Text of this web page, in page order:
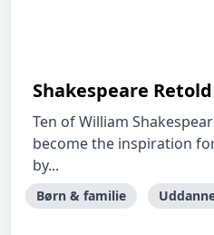
Shakespeare Retold
Ten of William
become the inspiration
by...
Børn & familie